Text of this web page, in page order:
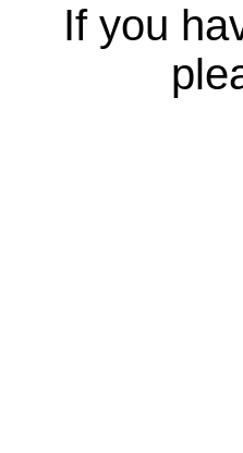
If you